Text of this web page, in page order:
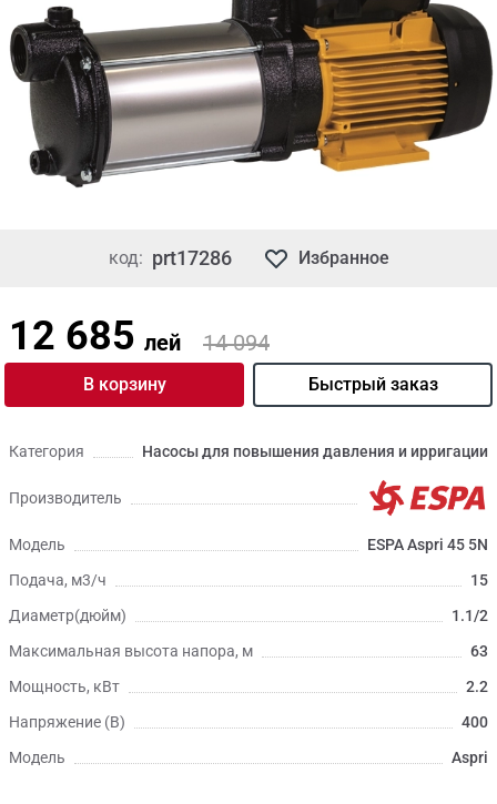
код: prt17286 Избранное
12 685 лей 14 094
В корзину Быстрый заказ
Категория Насосы для повышения давления и ирригации
Производитель
Модель
ESPA Aspri 45 5N
Подача, м3/ч
15
Диаметр(дюйм)
1.1/2
Максимальная высота напора, м
63
Мощность, кВт
2.2
Напряжение (В)
400
Модель
Aspri